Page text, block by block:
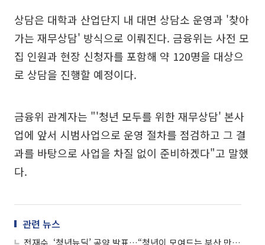
상담은 대학과 산업단지 내 대면 상담소 운영과 '찾아
가는 재무상담' 방식으로 이뤄진다. 금융위는 사전 모
집 인원과 현장 신청자를 포함해 약 120명을 대상으
로 상담을 진행할 예정이다.
금융위 관계자는 "'청년 모두를 위한 재무상담' 본사
업에 앞서 시범사업으로 운영 절차를 점검하고 그 결
과를 바탕으로 사업을 차질 없이 준비하겠다"고 말했
다.
관련 뉴스
전재수, ‘청년뉴딜’ 공약 발표…“청년이 모여드는 부산 만들겠다”